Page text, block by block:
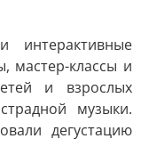
интерактивные
мастер-классы и
и взрослых
музыки.
дегустацию